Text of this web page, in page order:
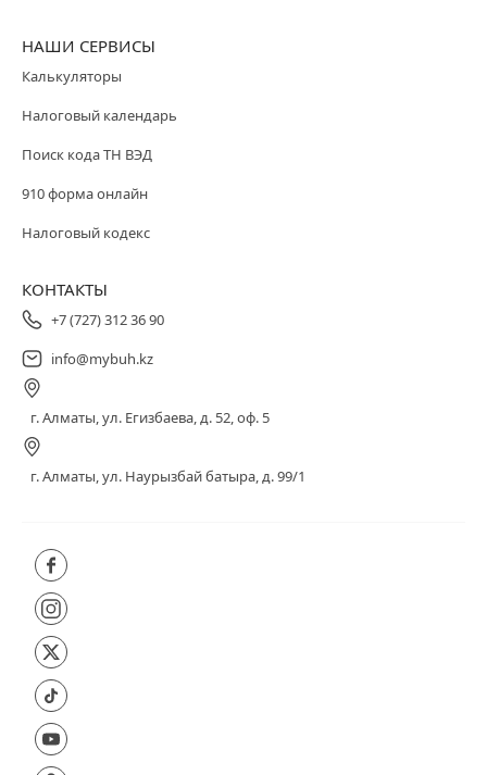
НАШИ СЕРВИСЫ
Калькуляторы
Налоговый календарь
Поиск кода ТН ВЭД
910 форма онлайн
Налоговый кодекс
КОНТАКТЫ
+7 (727) 312 36 90
info@mybuh.kz
г. Алматы, ул. Егизбаева, д. 52, оф. 5
г. Алматы, ул. Наурызбай батыра, д. 99/1